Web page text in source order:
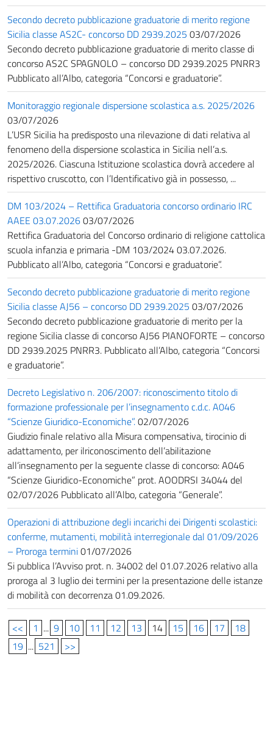
Secondo decreto pubblicazione graduatorie di merito regione
Sicilia classe AS2C- concorso DD 2939.2025 03/07/2026
Secondo decreto pubblicazione graduatorie di merito classe di
concorso AS2C SPAGNOLO – concorso DD 2939.2025 PNRR3
Pubblicato all’Albo, categoria “Concorsi e graduatorie”.
Monitoraggio regionale dispersione scolastica a.s. 2025/2026
03/07/2026
L’USR Sicilia ha predisposto una rilevazione di dati relativa al
fenomeno della dispersione scolastica in Sicilia nell’a.s.
2025/2026. Ciascuna Istituzione scolastica dovrà accedere al
rispettivo cruscotto, con l’Identificativo già in possesso, ...
DM 103/2024 – Rettifica Graduatoria concorso ordinario IRC
AAEE 03.07.202603/07/2026
Rettifica Graduatoria del Concorso ordinario di religione cattolica
scuola infanzia e primaria -DM 103/2024 03.07.2026.
Pubblicato all’Albo, categoria “Concorsi e graduatorie”.
Secondo decreto pubblicazione graduatorie di merito regione
Sicilia classe AJ56 – concorso DD 2939.2025 03/07/2026
Secondo decreto pubblicazione graduatorie di merito per la
regione Sicilia classe di concorso AJ56 PIANOFORTE – concorso
DD 2939.2025 PNRR3. Pubblicato all’Albo, categoria “Concorsi
e graduatorie”.
Decreto Legislativo n. 206/2007: riconoscimento titolo di
formazione professionale per l’insegnamento c.d.c. A046
“Scienze Giuridico-Economiche”.02/07/2026
Giudizio finale relativo alla Misura compensativa, tirocinio di
adattamento, per ilriconoscimento dell’abilitazione
all’insegnamento per la seguente classe di concorso: A046
“Scienze Giuridico-Economiche” prot. AOODRSI 34044 del
02/07/2026 Pubblicato all’Albo, categoria “Generale”.
Operazioni di attribuzione degli incarichi dei Dirigenti scolastici:
conferme, mutamenti, mobilità interregionale dal 01/09/2026
– Proroga termini01/07/2026
Si pubblica l’Avviso prot. n. 34002 del 01.07.2026 relativo alla
proroga al 3 luglio dei termini per la presentazione delle istanze
di mobilità con decorrenza 01.09.2026.
<< 1 ... 9 10 11 12 13 14 15 16 17
18
19 ... 521 >>